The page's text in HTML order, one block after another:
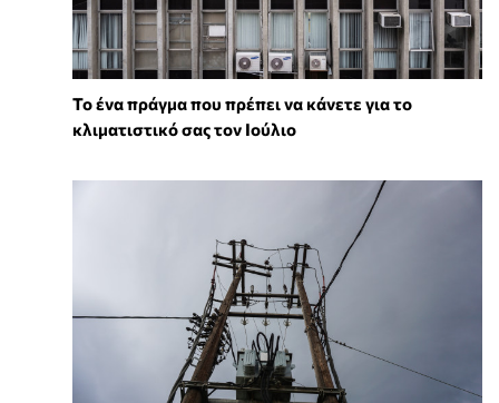
Το ένα πράγμα που πρέπει να κάνετε για το
κλιματιστικό σας τον Ιούλιο